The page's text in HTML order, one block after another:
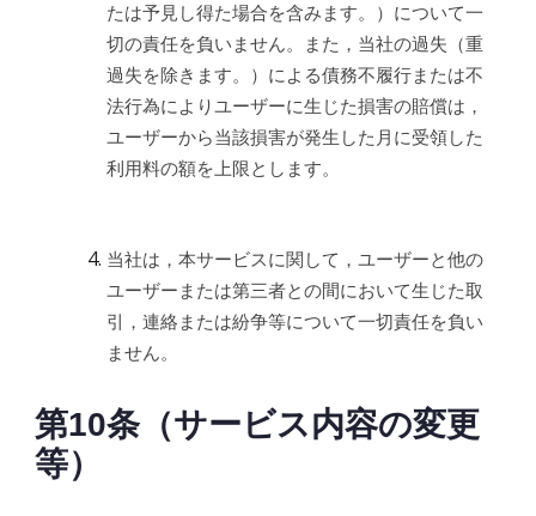
たは予見し得た場合を含みます。）について一
切の責任を負いません。また，当社の過失（重
過失を除きます。）による債務不履行または不
法行為によりユーザーに生じた損害の賠償は，
ユーザーから当該損害が発生した月に受領した
利用料の額を上限とします。
当社は，本サービスに関して，ユーザーと他の
ユーザーまたは第三者との間において生じた取
引，連絡または紛争等について一切責任を負い
ません。
第10条（サービス内容の変更
等）